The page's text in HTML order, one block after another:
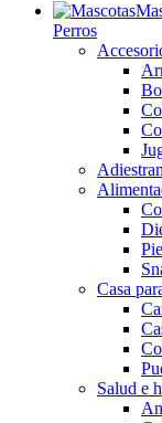
Perros
Casa
Salud e